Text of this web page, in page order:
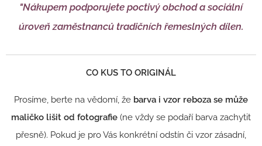
"Nákupem podporujete poctivý obchod a sociální
úroveň zaměstnanců tradičních řemeslných dílen.
CO KUS TO ORIGINÁL
Prosíme, berte na vědomí, že barva i vzor reboza se může
maličko lišit od fotografie (ne vždy se podaří barva zachytit
přesně). Pokud je pro Vás konkrétní odstín či vzor zásadní,